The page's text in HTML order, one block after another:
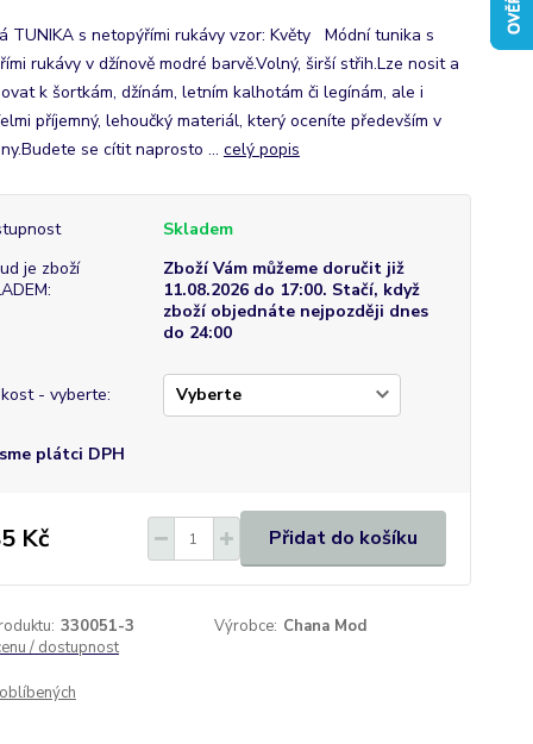
TUNIKA s netopýřími rukávy vzor: Květy Módní tunika s
rukávy v džínově modré barvě.Volný, širší střih.Lze nosit a
k šortkám, džínám, letním kalhotám či legínám, ale i
příjemný, lehoučký materiál, který oceníte především v
se cítit naprosto ... celý popis
Skladem
je zboží
Zboží Vám můžeme doručit již
11.08.2026 do 17:00. Stačí, když
zboží objednáte nejpozději dnes
do 24:00
- vyberte:
plátci DPH
Kč Přidat do košíku
330051-3 Výrobce: Chana Mod
/ dostupnost